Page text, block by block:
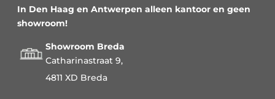
In Den Haag en Antwerpen alleen kantoor en geen
showroom!
Showroom Breda
Catharinastraat 9,
4811 XD Breda